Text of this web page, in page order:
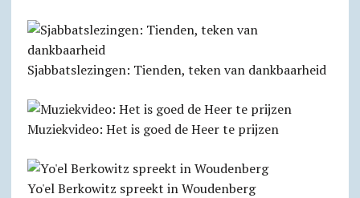
Sjabbats­lezingen: Tienden, teken van dankbaarheid
Muziekvideo: Het is goed de Heer te prijzen
Yo'el Berkowitz spreekt in Woudenberg